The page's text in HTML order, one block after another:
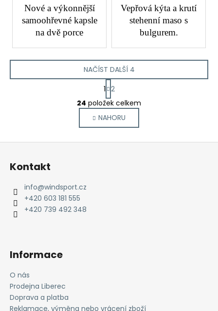
Nové a výkonnější
samoohřevné kapsle
na dvě porce
Vepřová kýta a krutí
stehenní maso s
bulgurem.
O
v
l
á
d
NAČÍST DALŠÍ 4
S
t
r
á
n
k
1 2
24 položek celkem
NAHORU
Z
Kontakt
info@windsport.cz
+420 603 181 555
+420 739 492 348
Informace
O nás
Prodejna Liberec
Doprava a platba
Reklamace, výměna nebo vrácení zboží